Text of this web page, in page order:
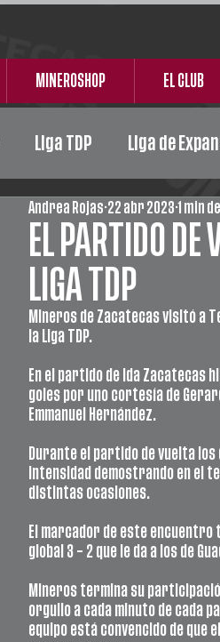
MINEROSHOP EL CLUB
Liga TDP Liga de
Premier Femenil
EL PARTIDO DE
LIGA TDP
Andrea Rojas 22 abr 2023 1 min
Mineros de Zacatecas visitó a
la Liga TDP.
En el partido de ida Zacatecas
goles por uno cortesía de
Emmanuel Hernández.
Durante el partido de vuelta
intensidad demostrando en el
distintas ocasiones.
El marcador de este
global 3 – 2 que le da a los de
Mineros termina su
orgullo a cada minuto de cada
equipo está convencido de que